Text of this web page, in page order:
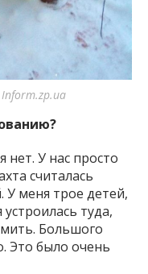
У нас просто
считалась
У меня трое детей,
туда,
Большого
Это было очень